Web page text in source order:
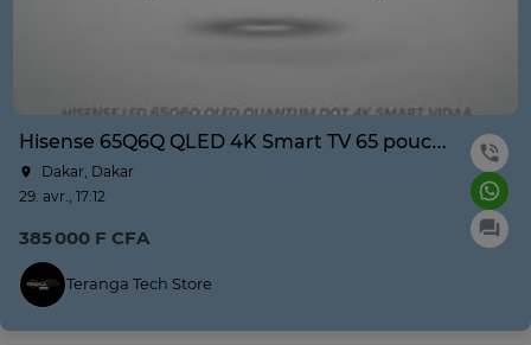
Hisense 65Q6Q QLED 4K Smart TV 65 pouces
Dakar, Dakar
29. avr., 17:12
385 000 F CFA
Teranga Tech Store